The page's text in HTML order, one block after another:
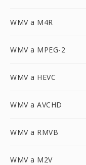
WMV a M4R
WMV a MPEG-2
WMV a HEVC
WMV a AVCHD
WMV a RMVB
WMV a M2V